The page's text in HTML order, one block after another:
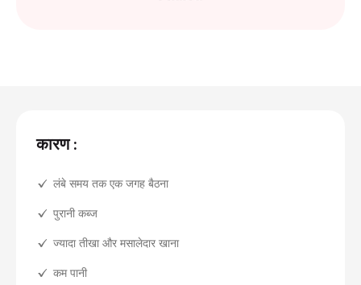
कारण :
लंबे समय तक एक जगह बैठना
पुरानी कब्ज
ज्यादा तीखा और मसालेदार खाना
कम पानी